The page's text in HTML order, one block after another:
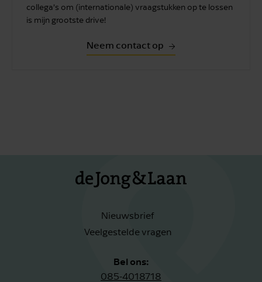
collega’s om (internationale) vraagstukken op te lossen
is mijn grootste drive!
Neem contact op
Nieuwsbrief
Veelgestelde vragen
Bel ons:
085-4018718